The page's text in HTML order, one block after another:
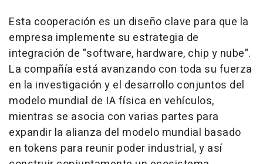
Esta cooperación es un diseño clave para que la
empresa implemente su estrategia de
integración de "software, hardware, chip y nube".
La compañía está avanzando con toda su fuerza
en la investigación y el desarrollo conjuntos del
modelo mundial de IA física en vehículos,
mientras se asocia con varias partes para
expandir la alianza del modelo mundial basado
en tokens para reunir poder industrial, y así